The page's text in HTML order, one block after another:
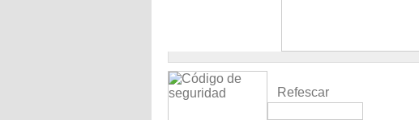
Refescar